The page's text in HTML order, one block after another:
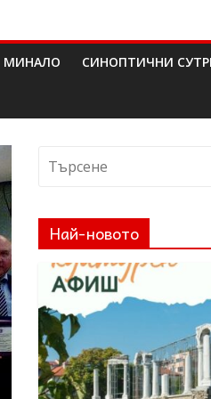
МИНАЛО СИНОПТИЧНИ
Най-новото